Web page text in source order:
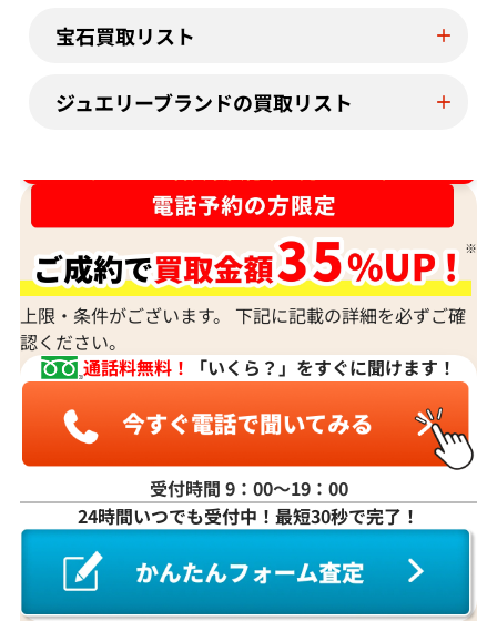
宝石買取リスト
ジュエリーブランドの買取リスト
上限・条件がございます。 下記に記載の詳細を必ずご確
認ください。
通話料無料！
「いくら？」をすぐに聞けます！
受付時間 9：00〜19：00
24時間いつでも受付中！最短30秒で完了！